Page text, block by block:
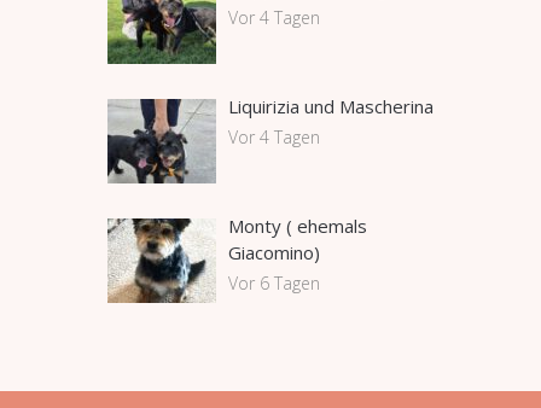
Vor 4 Tagen
Liquirizia und Mascherina
Vor 4 Tagen
Monty ( ehemals
Giacomino)
Vor 6 Tagen